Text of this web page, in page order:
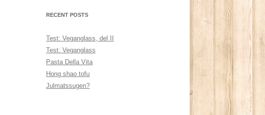
RECENT POSTS
Test: Veganglass, del II
Test: Veganglass
Pasta Della Vita
Hong shao tofu
Julmatssugen?